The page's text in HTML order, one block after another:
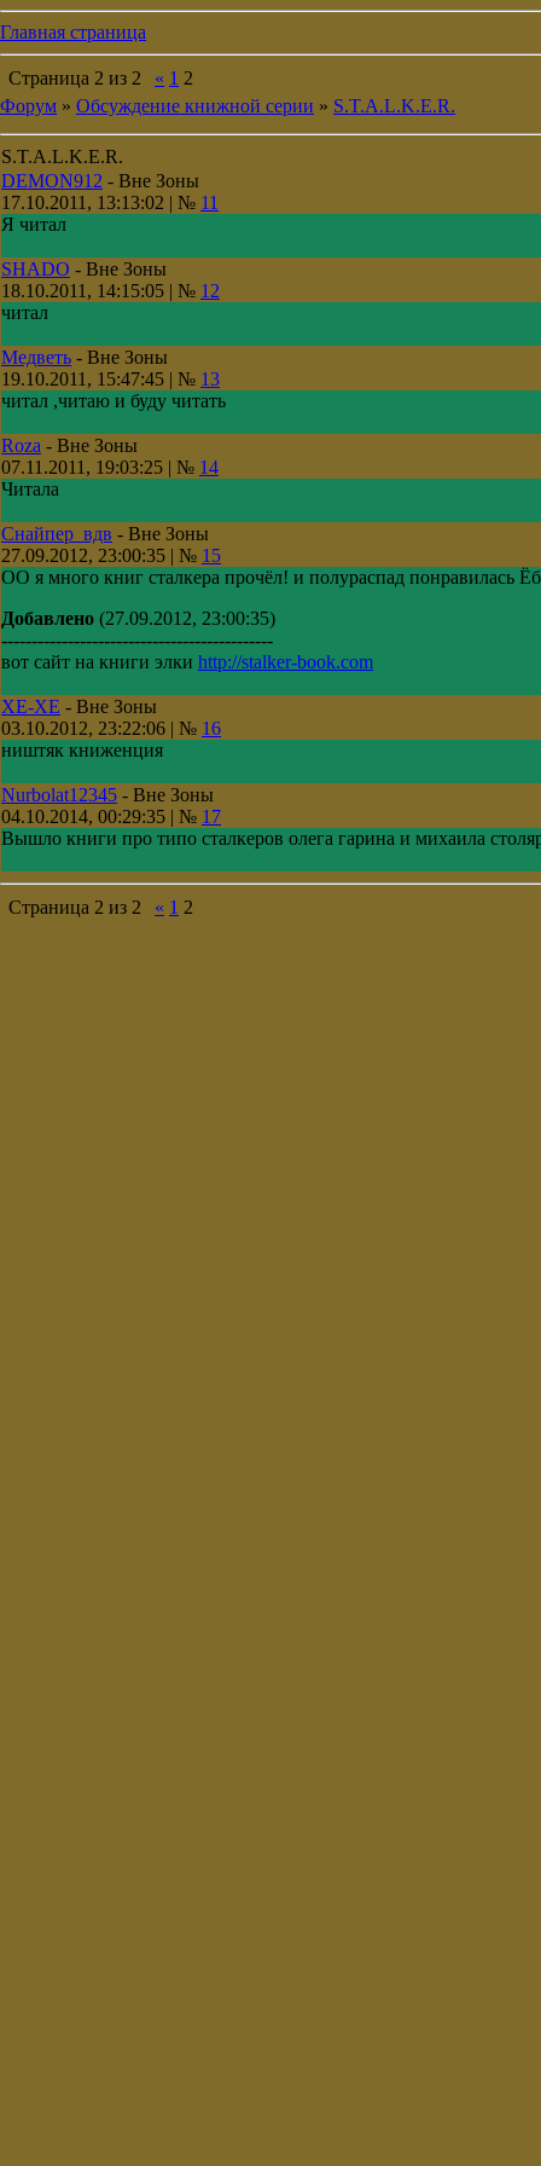
Главная страница
Страница 2 из 2 « 1 2
Форум » Обсуждение книжной серии » S.T.A.L.K.E.R.
S.T.A.L.K.E.R.
DEMON912 - Вне Зоны
17.10.2011, 13:13:02 | № 11
Я читал
SHADO - Вне Зоны
18.10.2011, 14:15:05 | № 12
читал
Медветь - Вне Зоны
19.10.2011, 15:47:45 | № 13
читал ,читаю и буду читать
Roza - Вне Зоны
07.11.2011, 19:03:25 | № 14
Читала
Снайпер_вдв - Вне Зоны
27.09.2012, 23:00:35 | № 15
ОО я много книг сталкера прочёл! и полураспад понравилась
Добавлено (27.09.2012, 23:00:35)
---------------------------------------------
вот сайт на книги элки http://stalker-book.com
XE-XE - Вне Зоны
03.10.2012, 23:22:06 | № 16
ништяк книженция
Nurbolat12345 - Вне Зоны
04.10.2014, 00:29:35 | № 17
Вышло книги про типо сталкеров олега гарина и михаила
Страница 2 из 2 « 1 2